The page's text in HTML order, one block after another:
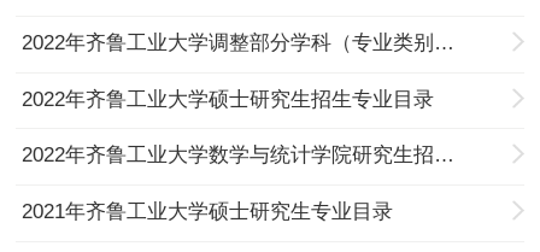
2022年齐鲁工业大学调整部分学科（专业类别）硕士研究生入学考试初试科目的通知
2022年齐鲁工业大学硕士研究生招生专业目录
2022年齐鲁工业大学数学与统计学院研究生招生目录
2021年齐鲁工业大学硕士研究生专业目录